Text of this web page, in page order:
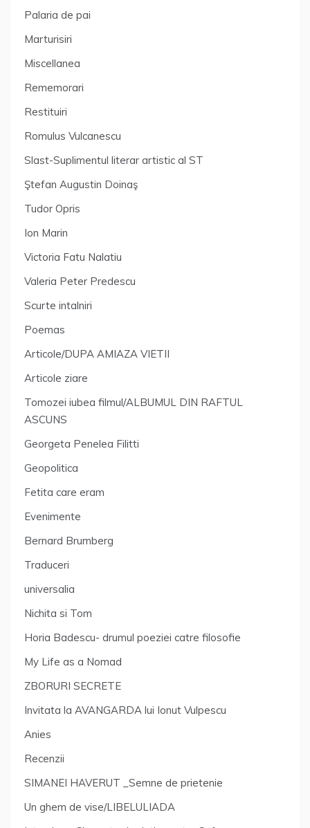
Palaria de pai
Marturisiri
Miscellanea
Rememorari
Restituiri
Romulus Vulcanescu
Slast-Suplimentul literar artistic al ST
Ştefan Augustin Doinaş
Tudor Opris
Ion Marin
Victoria Fatu Nalatiu
Valeria Peter Predescu
Scurte intalniri
Poemas
Articole/DUPA AMIAZA VIETII
Articole ziare
Tomozei iubea filmul/ALBUMUL DIN RAFTUL
ASCUNS
Georgeta Penelea Filitti
Geopolitica
Fetita care eram
Evenimente
Bernard Brumberg
Traduceri
universalia
Nichita si Tom
Horia Badescu- drumul poeziei catre filosofie
My Life as a Nomad
ZBORURI SECRETE
Invitata la AVANGARDA lui Ionut Vulpescu
Anies
Recenzii
SIMANEI HAVERUT _Semne de prietenie
Un ghem de vise/LIBELULIADA